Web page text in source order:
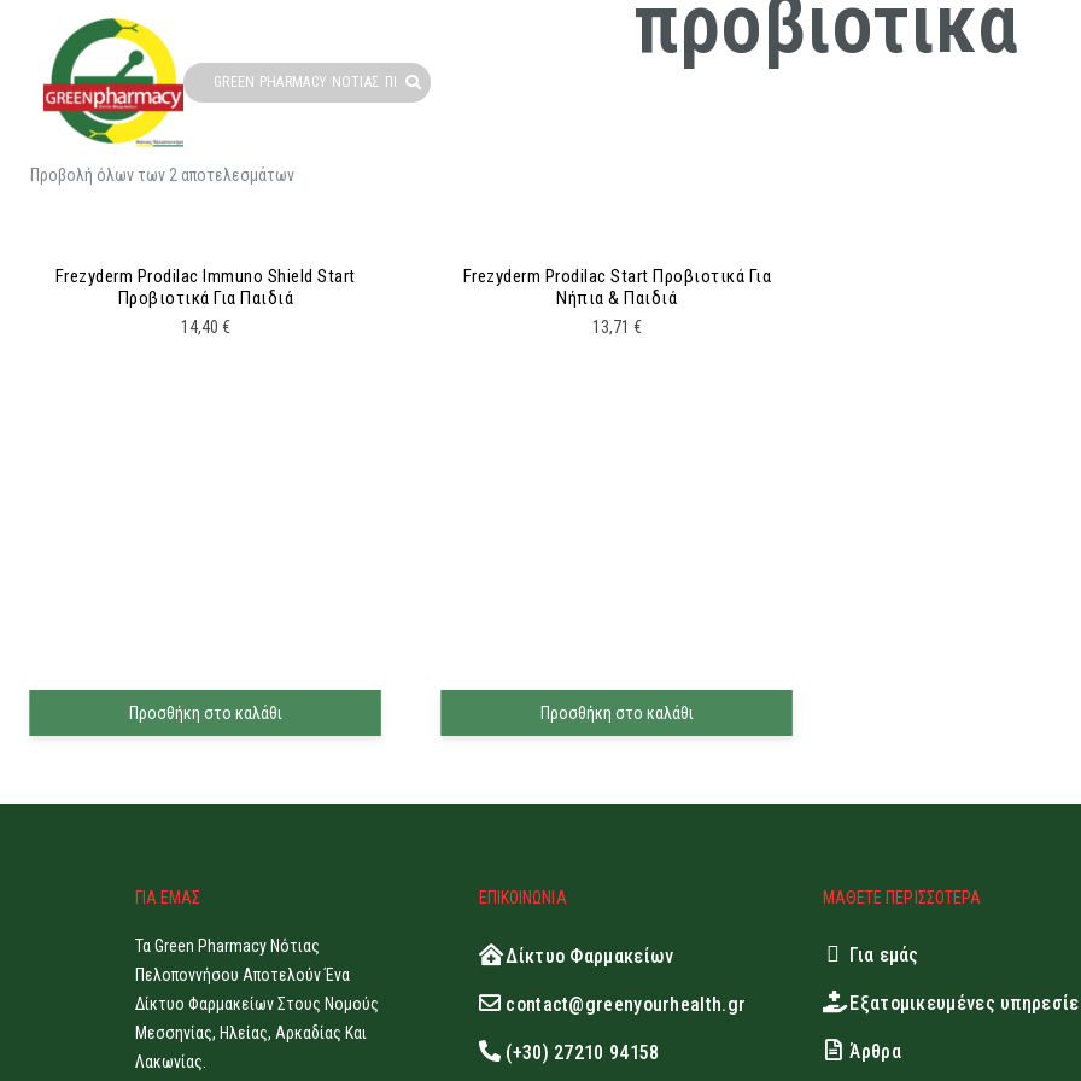
προβιοτικα
Προβολή όλων των 2 αποτελεσμάτων
Frezyderm Prodilac Immuno Shield Start
Προβιοτικά Για Παιδιά
14,40 €
Προσθήκη στο καλάθι
Frezyderm Prodilac Start Προβιοτικά Για
Νήπια & Παιδιά
13,71 €
Προσθήκη στο καλάθι
ΓΙΑ ΕΜΑΣ
Τα Green Pharmacy Νότιας
Πελοποννήσου Αποτελούν Ένα
Δίκτυο Φαρμακείων Στους Νομούς
Μεσσηνίας, Ηλείας, Αρκαδίας Και
Λακωνίας.
ΕΠΙΚΟΙΝΩΝΙΑ
Δίκτυο Φαρμακείων
contact@greenyourhealth.gr
(+30) 27210 94158
ΜΑΘΕΤΕ ΠΕΡΙΣΣΟΤΕΡΑ
Για εμάς
Εξατομικευμένες
Άρθρα